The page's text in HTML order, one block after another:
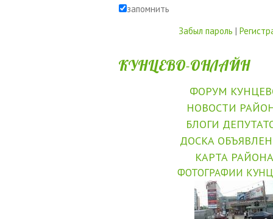
запомнить
Забыл пароль |
КУНЦЕВО-ОНЛАЙН
ФОРУМ
НОВОСТИ
БЛОГИ
ДОСКА
КАРТА РАЙОНА
ФОТОГРАФИИ